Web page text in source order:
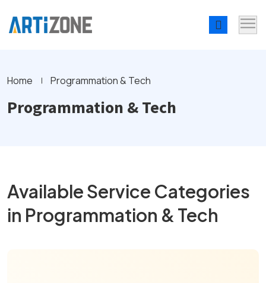
Home Programmation & Tech
Programmation & Tech
Available Service Categories
in Programmation & Tech